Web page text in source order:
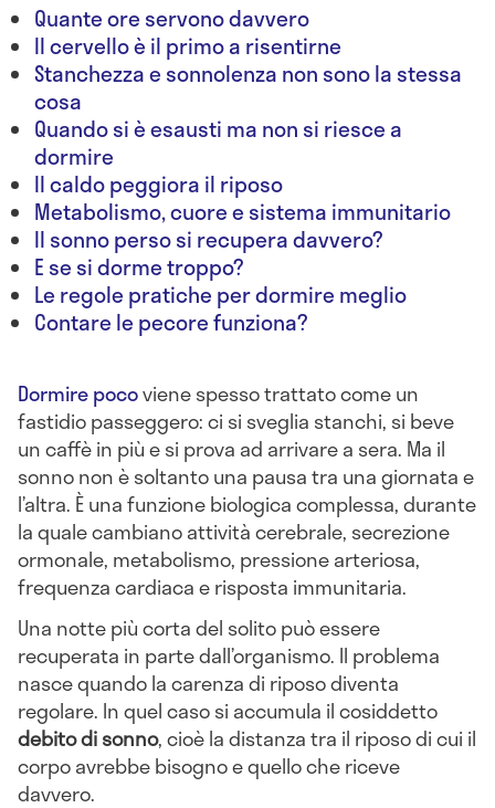
Quante ore servono davvero
Il cervello è il primo a risentirne
Stanchezza e sonnolenza non sono la stessa
cosa
Quando si è esausti ma non si riesce a
dormire
Il caldo peggiora il riposo
Metabolismo, cuore e sistema immunitario
Il sonno perso si recupera davvero?
E se si dorme troppo?
Le regole pratiche per dormire meglio
Contare le pecore funziona?
Dormire pocoviene spesso trattato come un
fastidio passeggero: ci si sveglia stanchi, si beve
un caffè in più e si prova ad arrivare a sera. Ma il
sonno non è soltanto una pausa tra una giornata e
l’altra. È una funzione biologica complessa, durante
la quale cambiano attività cerebrale, secrezione
ormonale, metabolismo, pressione arteriosa,
frequenza cardiaca e risposta immunitaria.
Una notte più corta del solito può essere
recuperata in parte dall’organismo. Il problema
nasce quando la carenza di riposo diventa
regolare. In quel caso si accumula il cosiddetto
debito di sonno, cioè la distanza tra il riposo di cui il
corpo avrebbe bisogno e quello che riceve
davvero.